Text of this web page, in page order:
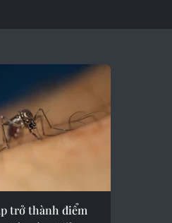
trở thành điểm